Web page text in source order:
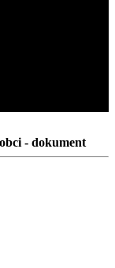
- dokument